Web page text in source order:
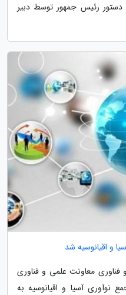
دستور رئیس جمهور توسط دبیر
و اقیانوسیه شد
فناوری معاونت علمی و فناوری
آسیا و اقیانوسیه به